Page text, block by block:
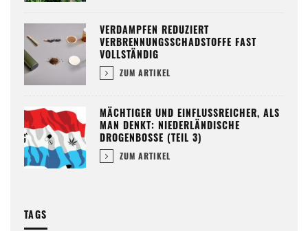
VERDAMPFEN REDUZIERT
VERBRENNUNGSSCHADSTOFFE FAST
VOLLSTÄNDIG
ZUM ARTIKEL
MÄCHTIGER UND EINFLUSSREICHER, ALS
MAN DENKT: NIEDERLÄNDISCHE
DROGENBOSSE (TEIL 3)
ZUM ARTIKEL
TAGS